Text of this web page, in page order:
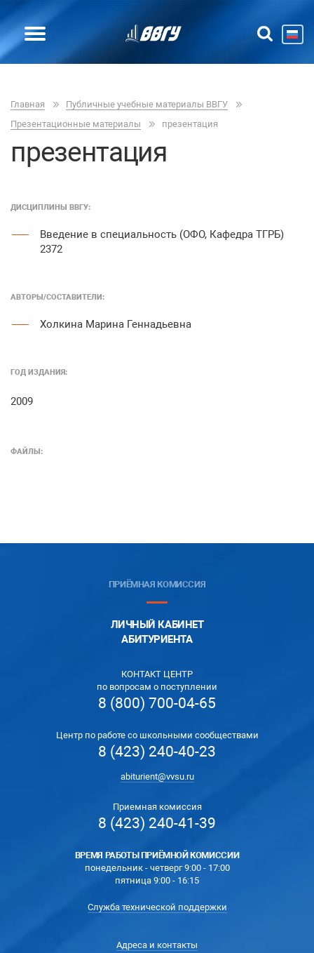
Главная
Публичные учебные материалы ВВГУ
Презентационные материалы
презентация
презентация
ДИСЦИПЛИНЫ ВВГУ:
Введение в специальность (ОФО, Кафедра ТГРБ)
2372
АВТОРЫ/COСТАВИТЕЛИ:
Холкина Марина Геннадьевна
ГОД ИЗДАНИЯ:
2009
ФАЙЛЫ:
ПРИЁМНАЯ КОМИССИЯ
ЛИЧНЫЙ КАБИНЕТ
АБИТУРИЕНТА
КОНТАКТ ЦЕНТР
по вопросам о поступлении
8 (800) 700-04-65
Центр по работе со школьными сообществами
8 (423) 240-40-23
abiturient@vvsu.ru
Приемная комиссия
8 (423) 240-41-39
ВРЕМЯ РАБОТЫ ПРИЁМНОЙ КОМИССИИ
понедельник - четверг 9:00 - 17:00
пятница 9:00 - 16:15
Служба технической поддержки
Адреса и контакты